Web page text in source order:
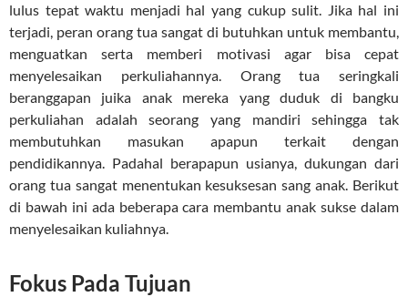
lulus tepat waktu menjadi hal yang cukup sulit. Jika hal ini
terjadi, peran orang tua sangat di butuhkan untuk membantu,
menguatkan serta memberi motivasi agar bisa cepat
menyelesaikan perkuliahannya. Orang tua seringkali
beranggapan juika anak mereka yang duduk di bangku
perkuliahan adalah seorang yang mandiri sehingga tak
membutuhkan masukan apapun terkait dengan
pendidikannya. Padahal berapapun usianya, dukungan dari
orang tua sangat menentukan kesuksesan sang anak. Berikut
di bawah ini ada beberapa cara membantu anak sukse dalam
menyelesaikan kuliahnya.
Fokus Pada Tujuan